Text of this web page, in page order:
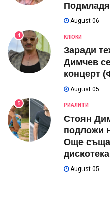
August 06
4 КЛЮКИ
Заради
Димчев
концерт
August 05
5 РИАЛИТИ
Стоян
подложи
Още
дискотека
August 05